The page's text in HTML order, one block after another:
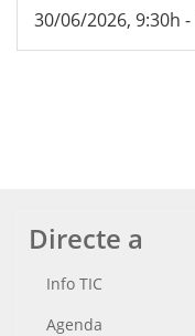
30/06/2026, 9:30h -
Directe a
Info TIC
Agenda